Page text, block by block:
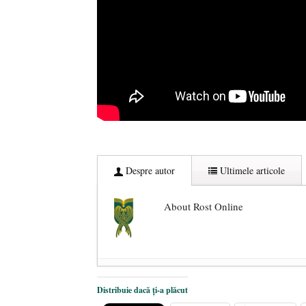
Despre autor Ultimele articole
About Rost Online
Dezvăluiri cutremurătoare despre
Statul care servește Națiunea - 21
Distribuie dacă ți-a plăcut